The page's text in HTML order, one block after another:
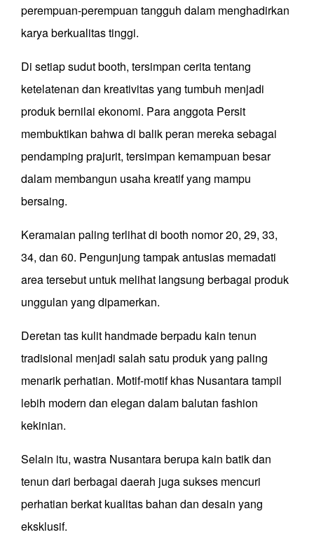
perempuan-perempuan tangguh dalam menghadirkan
karya berkualitas tinggi.
Di setiap sudut booth, tersimpan cerita tentang
ketelatenan dan kreativitas yang tumbuh menjadi
produk bernilai ekonomi. Para anggota Persit
membuktikan bahwa di balik peran mereka sebagai
pendamping prajurit, tersimpan kemampuan besar
dalam membangun usaha kreatif yang mampu
bersaing.
Keramaian paling terlihat di booth nomor 20, 29, 33,
34, dan 60. Pengunjung tampak antusias memadati
area tersebut untuk melihat langsung berbagai produk
unggulan yang dipamerkan.
Deretan tas kulit handmade berpadu kain tenun
tradisional menjadi salah satu produk yang paling
menarik perhatian. Motif-motif khas Nusantara tampil
lebih modern dan elegan dalam balutan fashion
kekinian.
Selain itu, wastra Nusantara berupa kain batik dan
tenun dari berbagai daerah juga sukses mencuri
perhatian berkat kualitas bahan dan desain yang
eksklusif.